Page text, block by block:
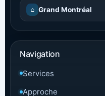
⌂ Grand Montréal
Navigation
Services
Approche